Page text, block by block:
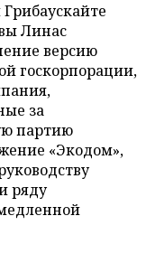
Линас
версию
госкорпорации,
за
партию
«Экодом»,
ряду